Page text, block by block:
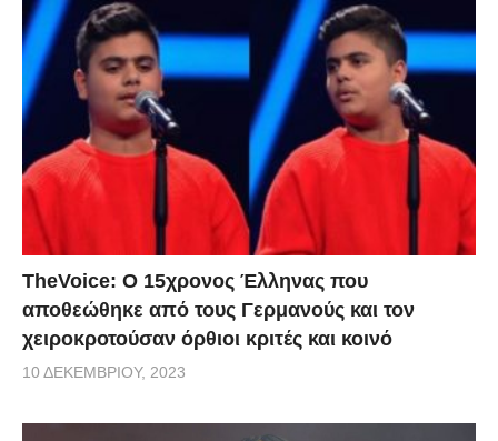
TheVoice: Ο 15χρονος Έλληνας που
αποθεώθηκε από τους Γερμανούς και τον
χειροκροτούσαν όρθιοι κριτές και κοινό
10 ΔΕΚΕΜΒΡΊΟΥ, 2023